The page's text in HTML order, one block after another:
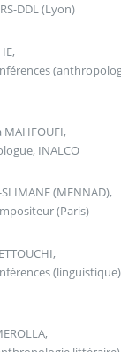
CNRS-DDL (Lyon)
INALCO
(MENNAD),
(Paris)